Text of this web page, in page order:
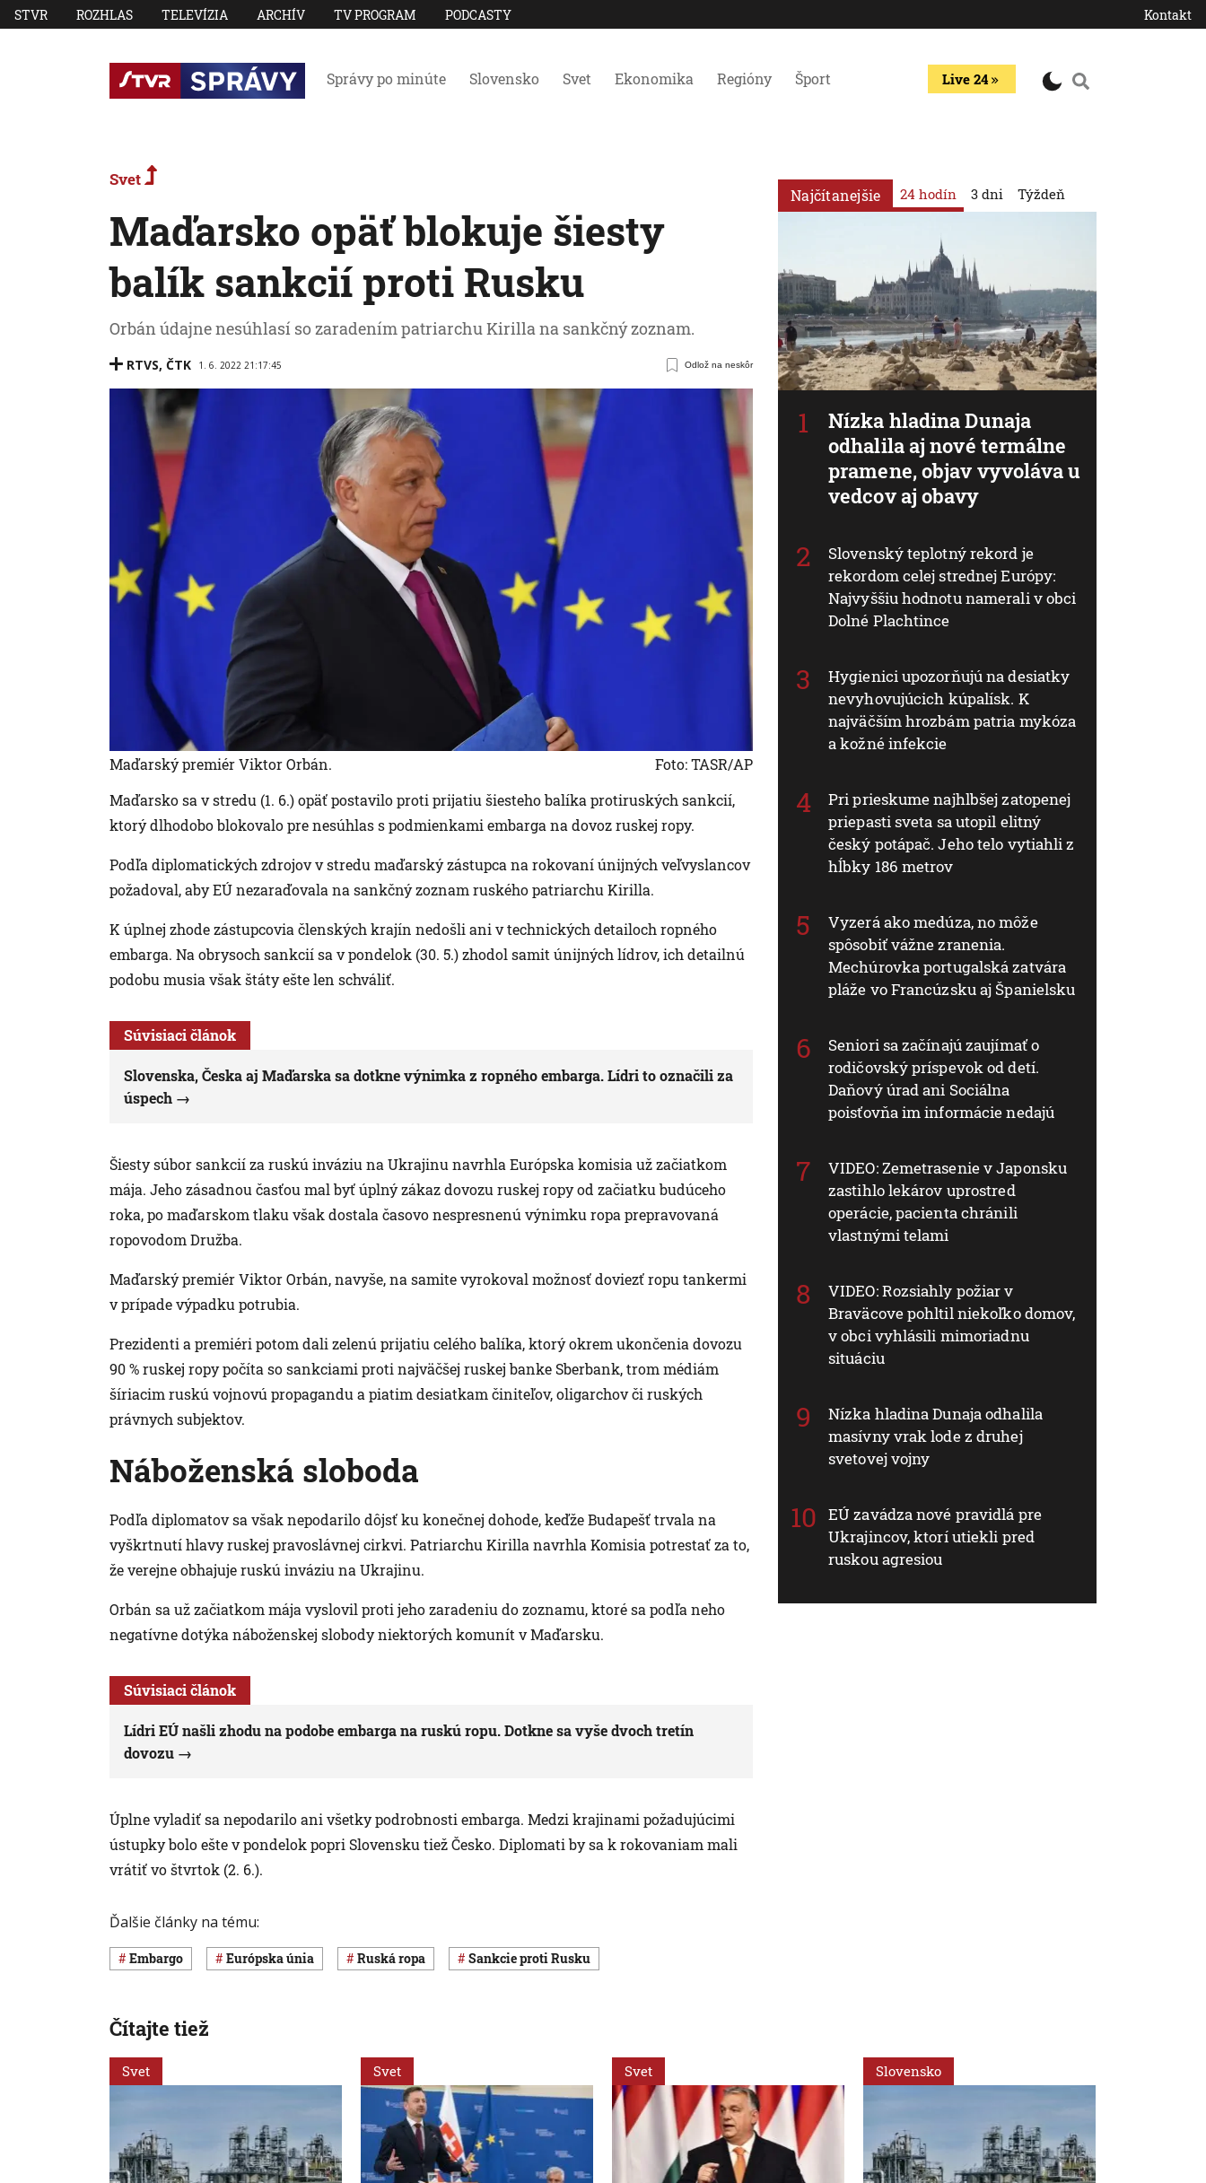
STVR ROZHLAS TELEVÍZIA ARCHÍV TV PROGRAM PODCASTY Kontakt
Správy po minúte Slovensko Svet Ekonomika Regióny Šport Live 24
Svet
Maďarsko opäť blokuje šiesty
balík sankcií proti Rusku
Orbán údajne nesúhlasí so zaradením patriarchu Kirilla na sankčný zoznam.
RTVS, ČTK 1. 6. 2022 21:17:45 Odlož na neskôr
Maďarský premiér Viktor Orbán.
Foto: TASR/AP
Maďarsko sa v stredu (1. 6.) opäť postavilo proti prijatiu šiesteho balíka protiruských sankcií,
ktorý dlhodobo blokovalo pre nesúhlas s podmienkami embarga na dovoz ruskej ropy.
Podľa diplomatických zdrojov v stredu maďarský zástupca na rokovaní únijných veľvyslancov
požadoval, aby EÚ nezaraďovala na sankčný zoznam ruského patriarchu Kirilla.
K úplnej zhode zástupcovia členských krajín nedošli ani v technických detailoch ropného
embarga. Na obrysoch sankcií sa v pondelok (30. 5.) zhodol samit únijných lídrov, ich detailnú
podobu musia však štáty ešte len schváliť.
Súvisiaci článok
Slovenska, Česka aj Maďarska sa dotkne výnimka z ropného embarga. Lídri to označili za
úspech
Šiesty súbor sankcií za ruskú inváziu na Ukrajinu navrhla Európska komisia už začiatkom
mája. Jeho zásadnou časťou mal byť úplný zákaz dovozu ruskej ropy od začiatku budúceho
roka, po maďarskom tlaku však dostala časovo nespresnenú výnimku ropa prepravovaná
ropovodom Družba.
Maďarský premiér Viktor Orbán, navyše, na samite vyrokoval možnosť doviezť ropu tankermi
v prípade výpadku potrubia.
Prezidenti a premiéri potom dali zelenú prijatiu celého balíka, ktorý okrem ukončenia dovozu
90 % ruskej ropy počíta so sankciami proti najväčšej ruskej banke Sberbank, trom médiám
šíriacim ruskú vojnovú propagandu a piatim desiatkam činiteľov, oligarchov či ruských
právnych subjektov.
Náboženská sloboda
Podľa diplomatov sa však nepodarilo dôjsť ku konečnej dohode, keďže Budapešť trvala na
vyškrtnutí hlavy ruskej pravoslávnej cirkvi. Patriarchu Kirilla navrhla Komisia potrestať za to,
že verejne obhajuje ruskú inváziu na Ukrajinu.
Orbán sa už začiatkom mája vyslovil proti jeho zaradeniu do zoznamu, ktoré sa podľa neho
negatívne dotýka náboženskej slobody niektorých komunít v Maďarsku.
Súvisiaci článok
Lídri EÚ našli zhodu na podobe embarga na ruskú ropu. Dotkne sa vyše dvoch tretín
dovozu
Úplne vyladiť sa nepodarilo ani všetky podrobnosti embarga. Medzi krajinami požadujúcimi
ústupky bolo ešte v pondelok popri Slovensku tiež Česko. Diplomati by sa k rokovaniam mali
vrátiť vo štvrtok (2. 6.).
Ďalšie články na tému:
embargo Európska únia ruská ropa sankcie proti Rusku
Najčítanejšie 24 hodín
Nízka hladina Dunaja
odhalila aj nové termálne
pramene, objav vyvoláva u
vedcov aj obavy
Slovenský teplotný rekord je
rekordom celej strednej Európy:
Najvyššiu hodnotu namerali v obci
Dolné Plachtince
Hygienici upozorňujú na desiatky
nevyhovujúcich kúpalísk. K
najväčším hrozbám patria mykóza
a kožné infekcie
Pri prieskume najhlbšej zatopenej
priepasti sveta sa utopil elitný
český potápač. Jeho telo vytiahli z
hĺbky 186 metrov
Vyzerá ako medúza, no môže
spôsobiť vážne zranenia.
Mechúrovka portugalská zatvára
pláže vo Francúzsku aj Španielsku
Seniori sa začínajú zaujímať o
rodičovský príspevok od detí.
Daňový úrad ani Sociálna
poisťovňa im informácie nedajú
VIDEO: Zemetrasenie v Japonsku
zastihlo lekárov uprostred
operácie, pacienta chránili
vlastnými telami
VIDEO: Rozsiahly požiar v
Braväcove pohltil niekoľko domov,
v obci vyhlásili mimoriadnu
situáciu
Nízka hladina Dunaja odhalila
masívny vrak lode z druhej
svetovej vojny
EÚ zavádza nové pravidlá pre
Ukrajincov, ktorí utiekli pred
ruskou agresiou
3 dni Týždeň
Čítajte tiež
Svet Svet Svet Slovensko